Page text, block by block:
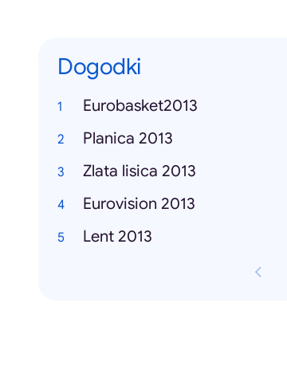
Dogodki
Eurobasket2013
Planica 2013
Zlata lisica 2013
Eurovision 2013
Lent 2013